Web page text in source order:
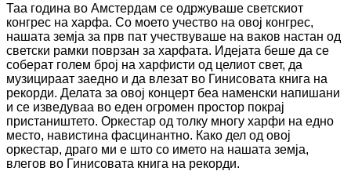
Таа година во Амстердам се одржуваше светскиот
конгрес на харфа. Со моето учество на овој конгрес,
нашата земја за прв пат учествуваше на ваков настан од
светски рамки поврзан за харфата. Идејата беше да се
соберат голем број на харфисти од целиот свет, да
музицираат заедно и да влезат во Гинисовата книга на
рекорди. Делата за овој концерт беа наменски напишани
и се изведуваа во еден огромен простор покрај
пристаништето. Оркестар од толку многу харфи на едно
место, навистина фасцинантно. Како дел од овој
оркестар, драго ми е што со името на нашата земја,
влегов во Гинисовата книга на рекорди.